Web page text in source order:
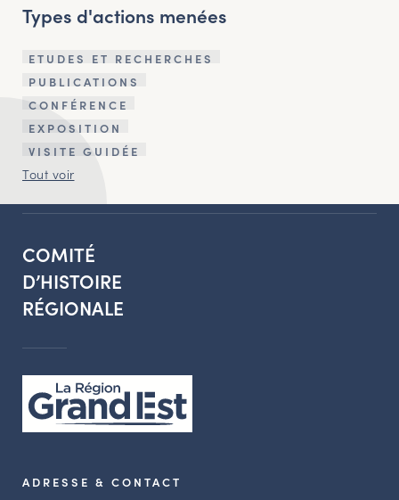
Types d'actions menées
ETUDES ET RECHERCHES
PUBLICATIONS
CONFÉRENCE
EXPOSITION
VISITE GUIDÉE
Tout voir
COMITÉ
D’HISTOIRE
RÉGIONALE
ADRESSE & CONTACT